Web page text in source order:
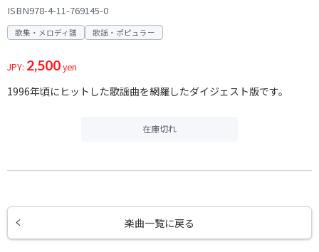
ISBN978-4-11-769145-0
歌集・メロディ譜 歌謡・ポピュラー
JPY: 2,500yen
1996年頃にヒットした歌謡曲を網羅したダイジェスト版です。
在庫切れ
楽曲一覧に戻る